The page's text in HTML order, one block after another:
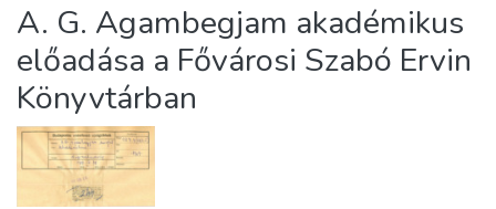
About us
A. G. Agambegjam akadémikus
előadása a Fővárosi Szabó Ervin
Könyvtárban